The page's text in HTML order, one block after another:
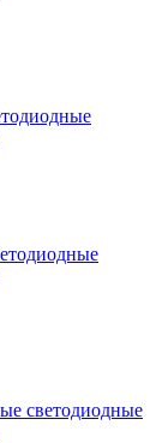
светодиодные